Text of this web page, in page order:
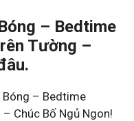
– Bedtime
Tường –
Bóng – Bedtime
Chúc Bố Ngủ Ngon!